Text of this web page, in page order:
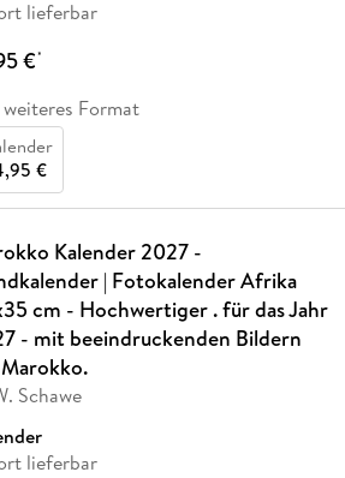
lieferbar
€*
weiteres Format
€
Kalender 2027 -
| Fotokalender Afrika
cm - Hochwertiger . für das Jahr
- mit beeindruckenden Bildern
Schawe
lieferbar